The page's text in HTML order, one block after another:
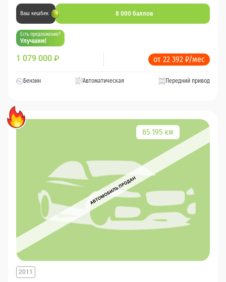
Ваш кешбек 8 000 баллов
Есть предложение?
Улучшим!
1 079 000 ₽ от 22 392 ₽/мес
Бензин Автоматическая Передний привод
65 195 км
2011